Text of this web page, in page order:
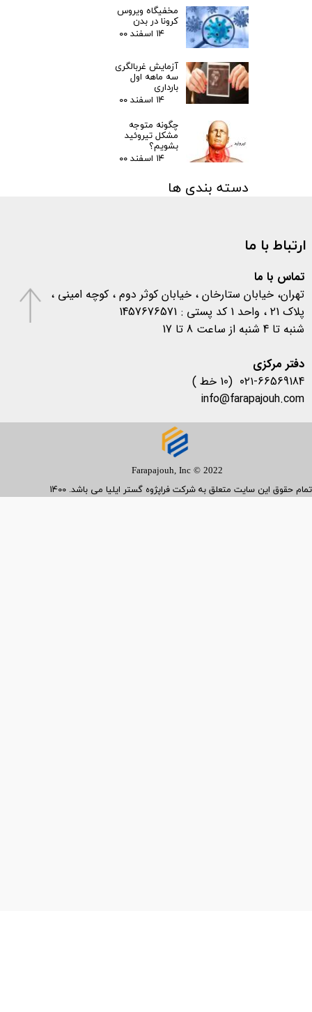
مخفیگاه ویروس
کرونا در بدن
۱۴ اسفند ۰۰
آزمایش غربالگری
سه ماهه اول
بارداری
۱۴ اسفند ۰۰
چگونه متوجه
مشکل تیروئید
بشویم؟
۱۴ اسفند ۰۰
دسته بندی ها
اخبار آزمایشگاهیارتباط با ما
تماس با ما
تهران، خیابان ستارخان ، خیابان کوثر دوم ، کوچه امینی ،
پلاک 21 ، واحد 1 کد پستی : 1457676571
شنبه تا 4 شنبه از ساعت 8 تا 17
​​​​​​​دفتر مرکزی
۰۲۱-66569184 (10 خط )
info@farapajouh.com
Farapajouh, Inc © 2022